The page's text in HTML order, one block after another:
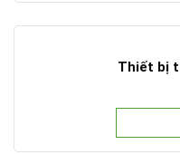
Thiết bị